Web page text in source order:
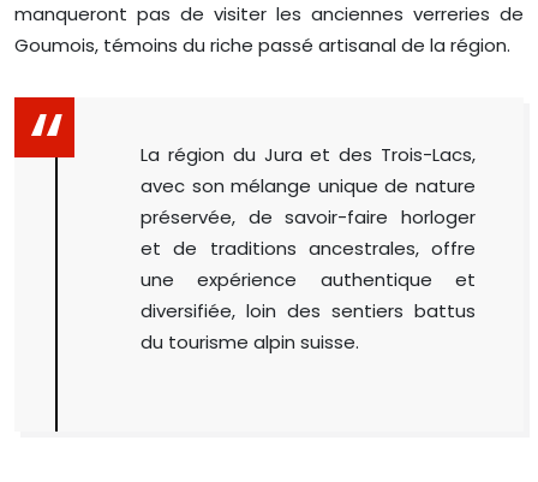
manqueront pas de visiter les anciennes verreries de
Goumois, témoins du riche passé artisanal de la région.
La région du Jura et des Trois-Lacs,
avec son mélange unique de nature
préservée, de savoir-faire horloger
et de traditions ancestrales, offre
une expérience authentique et
diversifiée, loin des sentiers battus
du tourisme alpin suisse.